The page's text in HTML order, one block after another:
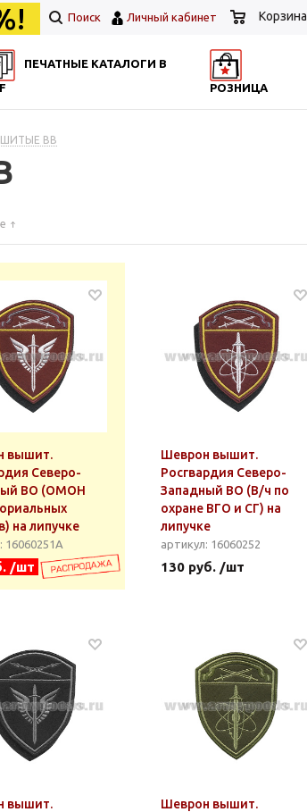
Поиск Личный кабинет Корзина
ПЕЧАТНЫЕ КАТАЛОГИ В
РОЗНИЦА
ВВ
вышит.
Северо-
ВО (ОМОН
на липучке
16060251А
/шт
Шеврон вышит.
Росгвардия Северо-
Западный ВО (В/ч по
охране ВГО и СГ) на
липучке
артикул: 16060252
130 руб. /шт
вышит.
Шеврон вышит.